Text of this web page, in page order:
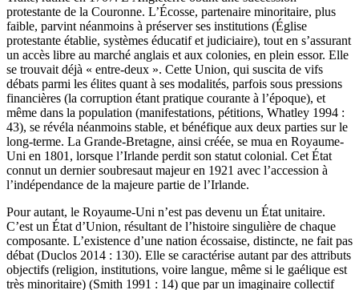
protestante de la Couronne. L’Écosse, partenaire minoritaire, plus
faible, parvint néanmoins à préserver ses institutions (Église
protestante établie, systèmes éducatif et judiciaire), tout en s’assurant
un accès libre au marché anglais et aux colonies, en plein essor. Elle
se trouvait déjà « entre-deux ». Cette Union, qui suscita de vifs
débats parmi les élites quant à ses modalités, parfois sous pressions
financières (la corruption étant pratique courante à l’époque), et
même dans la population (manifestations, pétitions, Whatley 1994 :
43), se révéla néanmoins stable, et bénéfique aux deux parties sur le
long-terme. La Grande-Bretagne, ainsi créée, se mua en Royaume-
Uni en 1801, lorsque l’Irlande perdit son statut colonial. Cet État
connut un dernier soubresaut majeur en 1921 avec l’accession à
l’indépendance de la majeure partie de l’Irlande.
Pour autant, le Royaume-Uni n’est pas devenu un État unitaire.
C’est un État d’Union, résultant de l’histoire singulière de chaque
composante. L’existence d’une nation écossaise, distincte, ne fait pas
débat (Duclos 2014 : 130). Elle se caractérise autant par des attributs
objectifs (religion, institutions, voire langue, même si le gaélique est
très minoritaire) (Smith 1991 : 14) que par un imaginaire collectif